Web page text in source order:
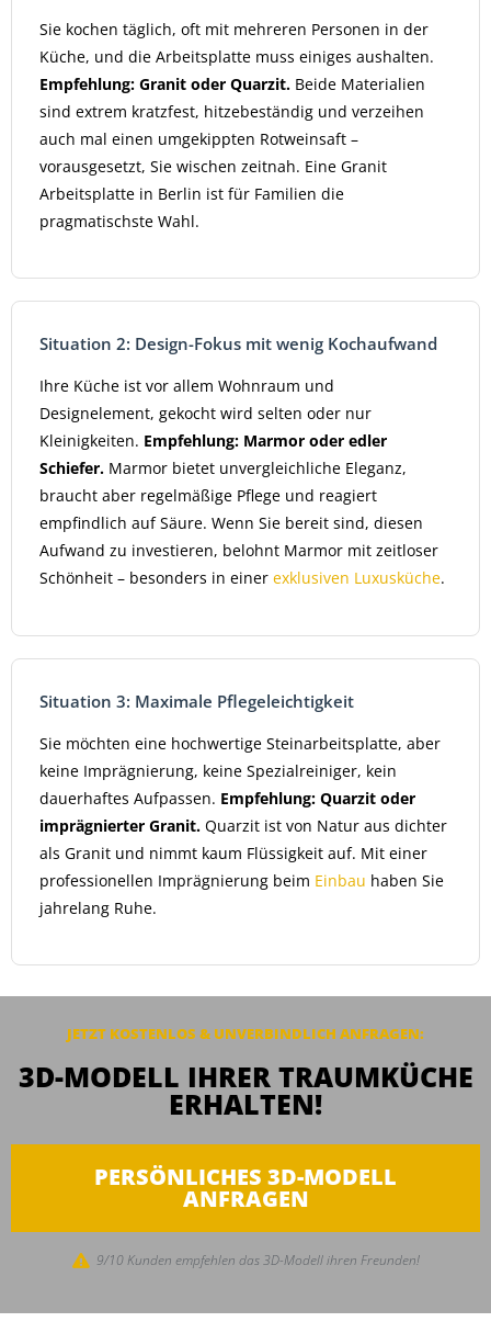
Sie kochen täglich, oft mit mehreren Personen in der
Küche, und die Arbeitsplatte muss einiges aushalten.
Empfehlung: Granit oder Quarzit. Beide Materialien
sind extrem kratzfest, hitzebeständig und verzeihen
auch mal einen umgekippten Rotweinsaft –
vorausgesetzt, Sie wischen zeitnah. Eine Granit
Arbeitsplatte in Berlin ist für Familien die
pragmatischste Wahl.
Situation 2: Design-Fokus mit wenig Kochaufwand
Ihre Küche ist vor allem Wohnraum und
Designelement, gekocht wird selten oder nur
Kleinigkeiten. Empfehlung: Marmor oder edler
Schiefer. Marmor bietet unvergleichliche Eleganz,
braucht aber regelmäßige Pflege und reagiert
empfindlich auf Säure. Wenn Sie bereit sind, diesen
Aufwand zu investieren, belohnt Marmor mit zeitloser
Schönheit – besonders in einer exklusiven Luxusküche.
Situation 3: Maximale Pflegeleichtigkeit
Sie möchten eine hochwertige Steinarbeitsplatte, aber
keine Imprägnierung, keine Spezialreiniger, kein
dauerhaftes Aufpassen. Empfehlung: Quarzit oder
imprägnierter Granit. Quarzit ist von Natur aus dichter
als Granit und nimmt kaum Flüssigkeit auf. Mit einer
professionellen Imprägnierung beim Einbau haben Sie
jahrelang Ruhe.
JETZT KOSTENLOS & UNVERBINDLICH ANFRAGEN:
3D-MODELL IHRER TRAUMKÜCHE
ERHALTEN!
PERSÖNLICHES 3D-MODELL
ANFRAGEN
9/10 Kunden empfehlen das 3D-Modell ihren Freunden!